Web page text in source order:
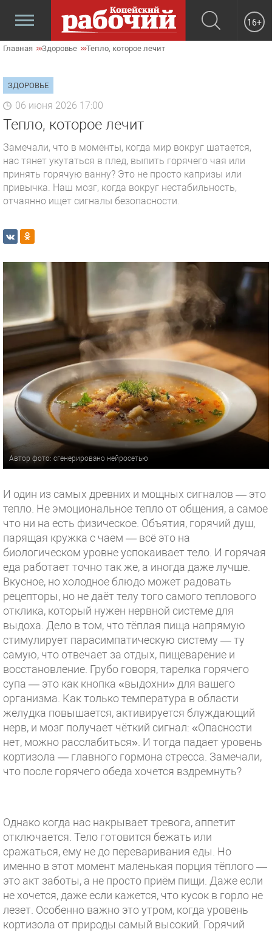
16+
Главная Здоровье Тепло, которое лечит
ЗДОРОВЬЕ
06 июня 2026 17:00
Тепло, которое лечит
Замечали, что в моменты, когда мир вокруг шатается,
нас тянет укутаться в плед, выпить горячего чая или
принять горячую ванну? Это не просто капризы или
привычка. Наш мозг, когда вокруг нестабильность,
отчаянно ищет сигналы безопасности.
Автор фото: сгенерировано нейросетью
И один из самых древних и мощных сигналов — это
тепло. Не эмоциональное тепло от общения, а самое
что ни на есть физическое. Объятия, горячий душ,
парящая кружка с чаем — всё это на
биологическом уровне успокаивает тело. И горячая
еда работает точно так же, а иногда даже лучше.
Вкусное, но холодное блюдо может радовать
рецепторы, но не даёт телу того самого теплового
отклика, который нужен нервной системе для
выдоха. Дело в том, что тёплая пища напрямую
стимулирует парасимпатическую систему — ту
самую, что отвечает за отдых, пищеварение и
восстановление. Грубо говоря, тарелка горячего
супа — это как кнопка «выдохни» для вашего
организма. Как только температура в области
желудка повышается, активируется блуждающий
нерв, и мозг получает чёткий сигнал: «Опасности
нет, можно расслабиться». И тогда падает уровень
кортизола — главного гормона стресса. Замечали,
что после горячего обеда хочется вздремнуть?
Однако когда нас накрывает тревога, аппетит
отключается. Тело готовится бежать или
сражаться, ему не до переваривания еды. Но
именно в этот момент маленькая порция тёплого —
это акт заботы, а не просто приём пищи. Даже если
не хочется, даже если кажется, что кусок в горло не
лезет. Особенно важно это утром, когда уровень
кортизола от природы самый высокий. Горячий